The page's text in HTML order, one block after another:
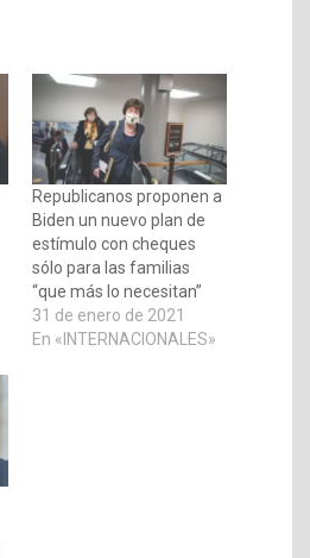
Republicanos proponen a
Biden un nuevo plan de
estímulo con cheques
sólo para las familias
“que más lo necesitan”
31 de enero de 2021
En «INTERNACIONALES»